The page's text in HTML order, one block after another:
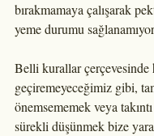
bırakmamaya çalışarak
yeme durumu
Belli kurallar çerçevesinde
geçiremeyeceğimiz gibi,
önemsememek veya
sürekli düşünmek bize